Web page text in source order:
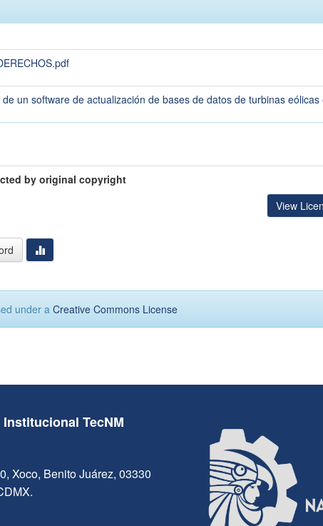
un software de actualización de bases de datos de turbinas
by original copyright
View
under a Creative Commons License
TecNM
Xoco, Benito Juárez, 03330